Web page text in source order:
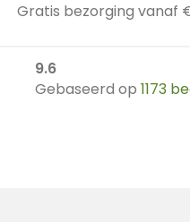
Gratis bezorging vanaf
9.6
Gebaseerd op 1173